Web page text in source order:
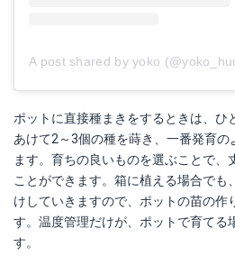
A post shared by yoko
ポットに直接種まきをするときは、ひ
あけて2～3個の種を蒔き、一番発育の
ます。育ちの良いものを選ぶことで、
ことができます。箱に植える場合でも
けしていきますので、ポットの苗の作
す。温度管理だけが、ポットで育てる
す。